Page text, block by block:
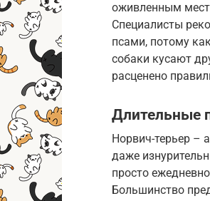
оживленным
Специалисты
псами, потому
собаки кусают
расценено
Длительные
Норвич-терьер –
даже
просто
Большинство